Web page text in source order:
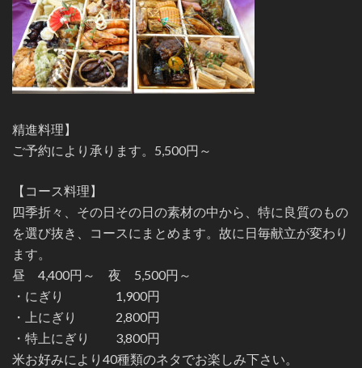
精進料理】
ご予約により承ります。5,500円～
【コース料理】
四季折々、その日その日の素材の中から、特に良質のもの
を選び抜き、コースにまとめます。故に日毎献立が変わり
ます。
昼 4,400円～ 夜 5,500円～
・にぎり 1,900円
・上にぎり 2,800円
・特上にぎり 3,800円
米お好みにより40種類のネタでお楽しみ下さい。